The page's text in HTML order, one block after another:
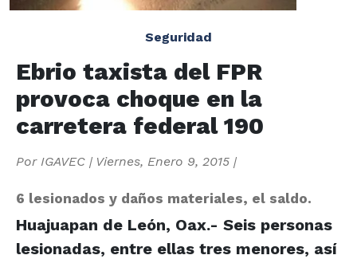
Seguridad
Ebrio taxista del FPR
provoca choque en la
carretera federal 190
Por IGAVEC | Viernes, Enero 9, 2015 |
6 lesionados y daños materiales, el saldo.
Huajuapan de León, Oax.- Seis personas
lesionadas, entre ellas tres menores, así